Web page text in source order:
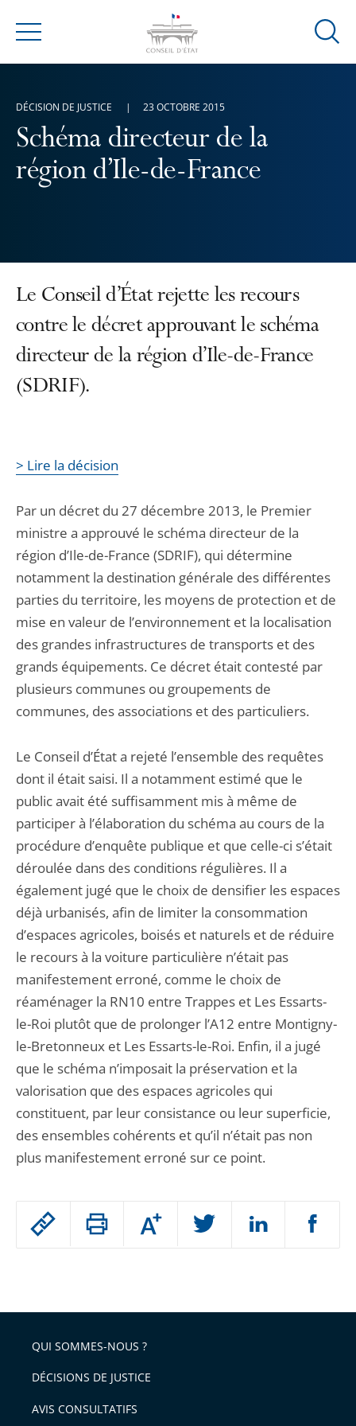
Menu
Ouvrir
Schéma directeur de la
région d’Ile-de-France
DÉCISION DE JUSTICE 23 OCTOBRE 2015
Passer
arriver
après
Augmenter
ou
l'article
pour
avant
Le Conseil d’État rejette les recours
contre le décret approuvant le schéma
directeur de la région d’Ile-de-France
(SDRIF).
> Lire la décision
Par un décret du 27 décembre 2013, le Premier
ministre a approuvé le schéma directeur de la
région d’Ile-de-France (SDRIF), qui détermine
notamment la destination générale des différentes
parties du territoire, les moyens de protection et de
mise en valeur de l’environnement et la localisation
des grandes infrastructures de transports et des
grands équipements. Ce décret était contesté par
plusieurs communes ou groupements de
communes, des associations et des particuliers.
Le Conseil d’État a rejeté l’ensemble des requêtes
dont il était saisi. Il a notamment estimé que le
public avait été suffisamment mis à même de
participer à l’élaboration du schéma au cours de la
procédure d’enquête publique et que celle-ci s’était
déroulée dans des conditions régulières. Il a
également jugé que le choix de densifier les espaces
déjà urbanisés, afin de limiter la consommation
d’espaces agricoles, boisés et naturels et de réduire
le recours à la voiture particulière n’était pas
manifestement erroné, comme le choix de
réaménager la RN10 entre Trappes et Les Essarts-
le-Roi plutôt que de prolonger l’A12 entre Montigny-
le-Bretonneux et Les Essarts-le-Roi. Enfin, il a jugé
que le schéma n’imposait la préservation et la
valorisation que des espaces agricoles qui
constituent, par leur consistance ou leur superficie,
des ensembles cohérents et qu’il n’était pas non
plus manifestement erroné sur ce point.
QUI SOMMES-NOUS ?
DÉCISIONS DE JUSTICE
AVIS CONSULTATIFS